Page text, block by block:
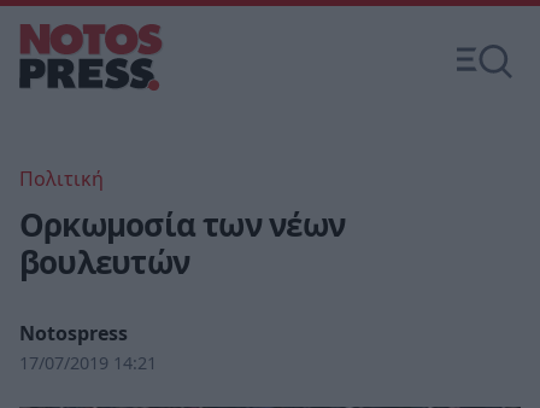
Πολιτική
Ορκωμοσία των νέων
βουλευτών
Notospress
17/07/2019 14:21